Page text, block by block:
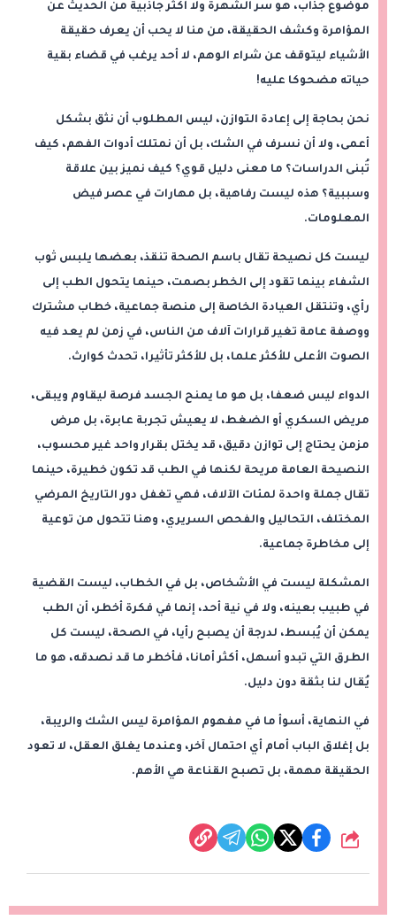
موضوع جذاب، هو سر الشهرة ولا أكثر جاذبية من الحديث عن
المؤامرة وكشف الحقيقة، من منا لا يحب أن يعرف حقيقة
الأشياء ليتوقف عن شراء الوهم، لا أحد يرغب في قضاء بقية
حياته مضحوكا عليه!
نحن بحاجة إلى إعادة التوازن، ليس المطلوب أن نثق بشكل
أعمى، ولا أن نسرف في الشك، بل أن نمتلك أدوات الفهم، كيف
تُبنى الدراسات؟ ما معنى دليل قوي؟ كيف نميز بين علاقة
وسببية؟ هذه ليست رفاهية، بل مهارات في عصر فيض
المعلومات.
ليست كل نصيحة تقال باسم الصحة تنقذ، بعضها يلبس ثوب
الشفاء بينما تقود إلى الخطر بصمت، حينما يتحول الطب إلى
رأي، وتنتقل العيادة الخاصة إلى منصة جماعية، خطاب مشترك
ووصفة عامة تغير قرارات آلاف من الناس، في زمن لم يعد فيه
الصوت الأعلى للأكثر علما، بل للأكثر تأثيرا، تحدث كوارث.
الدواء ليس ضعفا، بل هو ما يمنح الجسد فرصة ليقاوم ويبقى،
مريض السكري أو الضغط، لا يعيش تجربة عابرة، بل مرض
مزمن يحتاج إلى توازن دقيق، قد يختل بقرار واحد غير محسوب،
النصيحة العامة مريحة لكنها في الطب قد تكون خطيرة، حينما
تقال جملة واحدة لمئات الآلاف، فهي تغفل دور التاريخ المرضي
المختلف، التحاليل والفحص السريري، وهنا تتحول من توعية
إلى مخاطرة جماعية.
المشكلة ليست في الأشخاص، بل في الخطاب، ليست القضية
في طبيب بعينه، ولا في نية أحد، إنما في فكرة أخطر، أن الطب
يمكن أن يُبسط، لدرجة أن يصبح رأيا، في الصحة، ليست كل
الطرق التي تبدو أسهل، أكثر أمانا، فأخطر ما قد نصدقه، هو ما
يُقال لنا بثقة دون دليل.
في النهاية، أسوأ ما في مفهوم المؤامرة ليس الشك والريبة،
بل إغلاق الباب أمام أي احتمال آخر، وعندما يغلق العقل، لا تعود
الحقيقة مهمة، بل تصبح القناعة هي الأهم.
شارك